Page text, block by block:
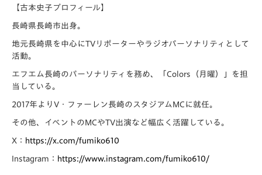
【古本史子プロフィール】
長崎県長崎市出身。
地元長崎県を中心にTVリポーターやラジオパーソナリティとして
活動。
エフエム長崎のパーソナリティを務め、「Colors（月曜）」を担
当している。
2017年よりV・ファーレン長崎のスタジアムMCに就任。
その他、イベントのMCやTV出演など幅広く活躍している。
X： https://x.com/fumiko610
Instagram： https://www.instagram.com/fumiko610/